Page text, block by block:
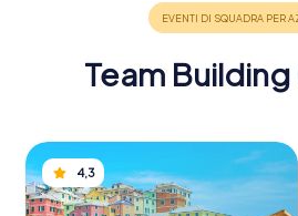
Team
4,3